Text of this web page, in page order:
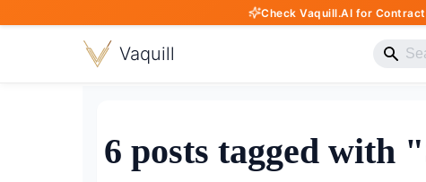
Check Vaquill.AI for
Vaquill
6 posts tagged with